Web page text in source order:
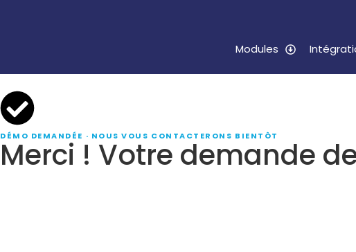
Modules
DÉMO DEMANDÉE · NOUS VOUS CONTACTERONS BIENTÔT
Merci ! Votre demande